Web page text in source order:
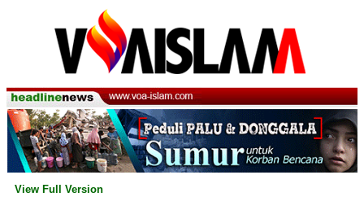
View Full Version